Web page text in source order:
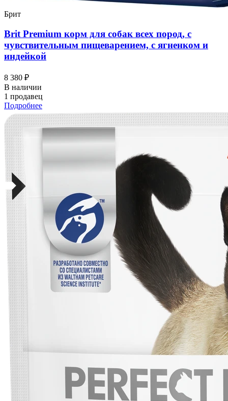
Брит
Brit Premium корм для собак всех пород, с
чувствительным пищеварением, с ягненком и
индейкой
8 380 ₽
В наличии
1 продавец
Подробнее